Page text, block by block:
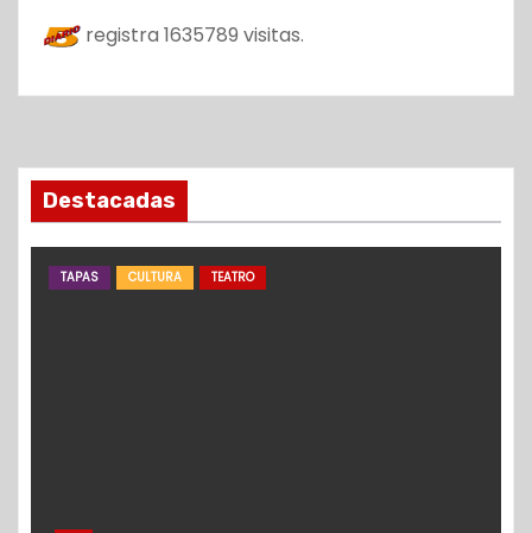
registra 1635789 visitas.
Destacadas
TAPAS CULTURA TEATRO